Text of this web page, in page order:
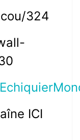
324
ICI